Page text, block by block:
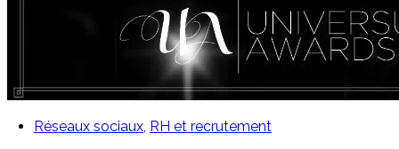
Réseaux sociaux, RH et recrutement